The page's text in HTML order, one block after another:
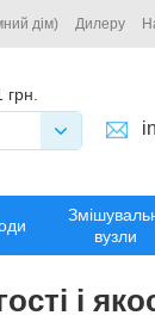
дім) Дилеру
вузли
і